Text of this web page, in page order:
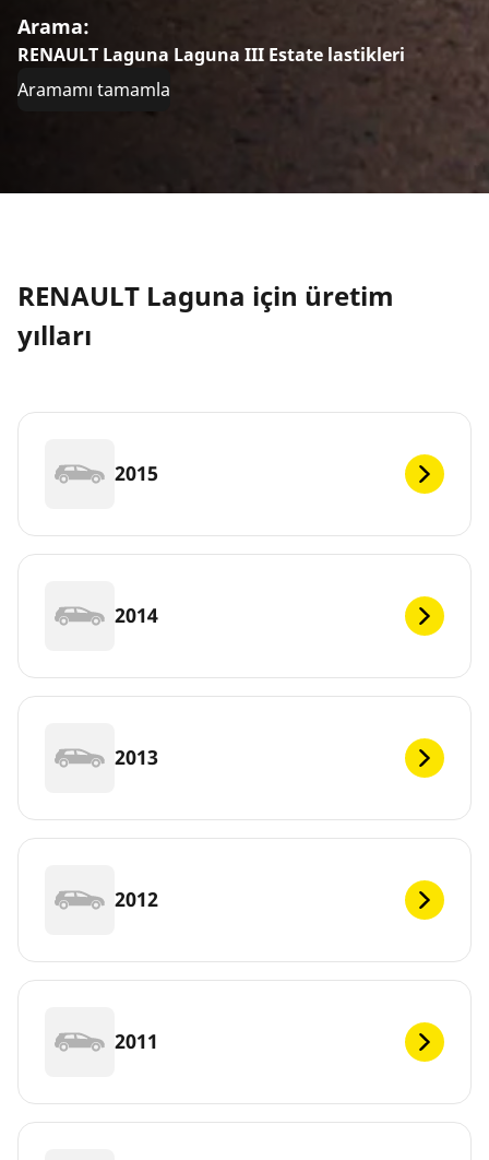
Arama:
RENAULT Laguna Laguna III Estate lastikleri
Aramamı tamamla
RENAULT Laguna için üretim
yılları
2015
2014
2013
2012
2011